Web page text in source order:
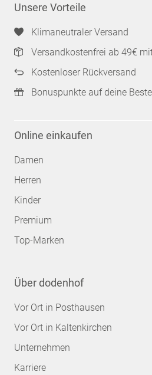
Unsere Vorteile
Klimaneutraler Versand
Versandkostenfrei ab 49€
Kostenloser Rückversand
Bonuspunkte auf deine
Online einkaufen
Damen
Herren
Kinder
Premium
Top-Marken
Über dodenhof
Vor Ort in Posthausen
Vor Ort in Kaltenkirchen
Unternehmen
Karriere